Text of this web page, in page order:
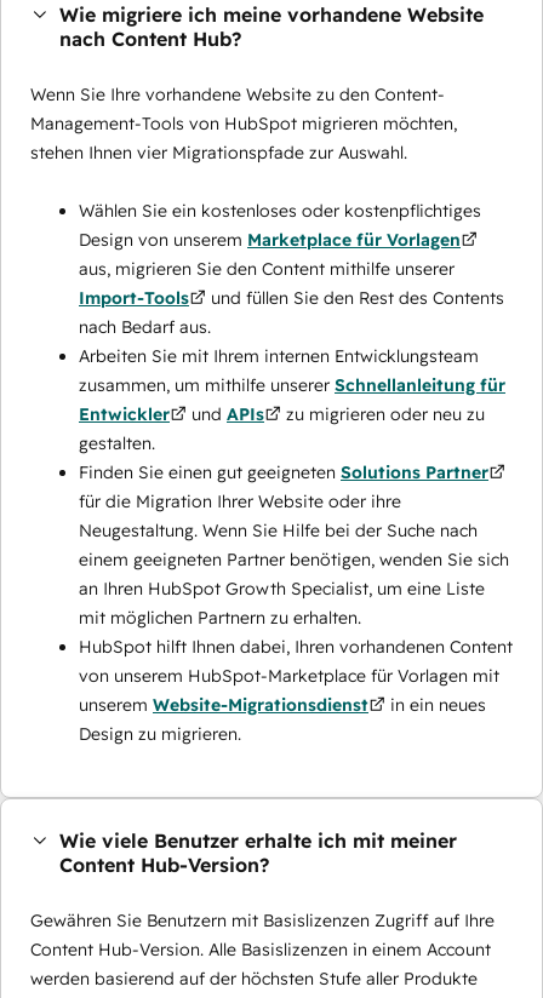
Wie migriere ich meine vorhandene Website
nach Content Hub?
Wenn Sie Ihre vorhandene Website zu den Content-
Management-Tools von HubSpot migrieren möchten,
stehen Ihnen vier Migrationspfade zur Auswahl.
Wählen Sie ein kostenloses oder kostenpflichtiges
Design von unserem Marketplace für Vorlagen
aus, migrieren Sie den Content mithilfe unserer
Import-Tools
und füllen Sie den Rest des Contents
nach Bedarf aus.
Arbeiten Sie mit Ihrem internen Entwicklungsteam
zusammen, um mithilfe unserer Schnellanleitung für
Entwickler
und APIs
zu migrieren oder neu zu
gestalten.
Finden Sie einen gut geeigneten Solutions Partner
für die Migration Ihrer Website oder ihre
Neugestaltung. Wenn Sie Hilfe bei der Suche nach
einem geeigneten Partner benötigen, wenden Sie sich
an Ihren HubSpot Growth Specialist, um eine Liste
mit möglichen Partnern zu erhalten.
HubSpot hilft Ihnen dabei, Ihren vorhandenen Content
von unserem HubSpot-Marketplace für Vorlagen mit
unserem Website-Migrationsdienst
in ein neues
Design zu migrieren.
Wie viele Benutzer erhalte ich mit meiner
Content Hub-Version?
Gewähren Sie Benutzern mit Basislizenzen Zugriff auf Ihre
Content Hub-Version. Alle Basislizenzen in einem Account
werden basierend auf der höchsten Stufe aller Produkte